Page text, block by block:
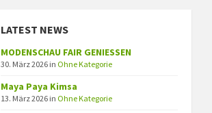
LATEST NEWS
MODENSCHAU FAIR GENIESSEN
30. März 2026 in Ohne Kategorie
Maya Paya Kimsa
13. März 2026 in Ohne Kategorie